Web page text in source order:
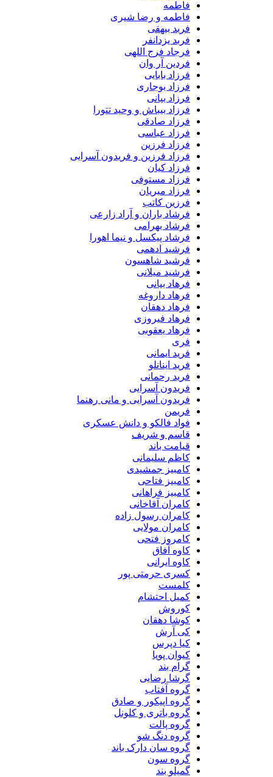
فاطمه و رضا شیری
فربد بیهقی
فربد یزدانفر
فرجاد فرج اللهی
فردین آر وان
فرزاد بابایی
فرزاد بوجاری
فرزاد بیانی
فرزاد بیباش و وحید تتورا
فرزاد صادقی
فرزاد عباسی
فرزاد فرزین
فرزاد فرزین و فریدون آسرایی
فرزاد کیان
فرزاد مستوفی
فرزاد میریان
فرزین کاتب
فرشاد باران و آراد زارعی
فرشاد بهرامی
فرشاد پیکسل و نیما اهورا
فرشید ادهمی
فرشید شاهسون
فرشید میلانی
فرهاد بیانی
فرهاد داروغه
فرهاد دهقان
فرهاد فیروزی
فرهاد یعقوبی
فرید ایمانی
فرید اینانلو
فرید رحمانی
فریدون آسرایی
فریدون آسرایی و مانی رهنما
فواد فالکو و دانش عسکری
قاسم و شریف
قیامت باند
کاظم سلیمانی
کامبیز جمشیدی
کامبیز فتاحی
کامبیز فراهانی
کامران آقاخانی
کامران رسول زاده
کامران مولایی
کامروز فتحی
کاوه آفاق
کاوه ایرانی
کسری حرمتی پور
کلمست
کمیل احتشام
کوروش
کوشا دهقان
کی آرش
کیا دپرس
کیوان پویا
گرام بند
گرشا رضایی
گروه آفتاب
گروه اپیکور و صادق
گروه باتری و کلونل
گروه پالت
گروه دنگ شو
گروه سان دارک باند
گروه سون
گمیلو بند